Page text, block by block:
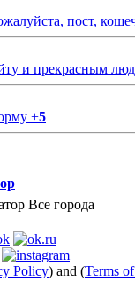
пост,
и прекрасным
+5
Все города
Policy) and (Terms